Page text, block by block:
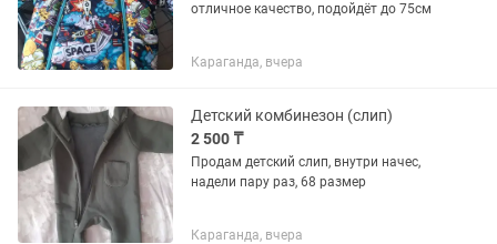
отличное качество, подойдёт до 75см
Караганда, вчера
Детский комбинезон (слип)
2 500 ₸
Продам детский слип, внутри начес,
надели пару раз, 68 размер
Караганда, вчера